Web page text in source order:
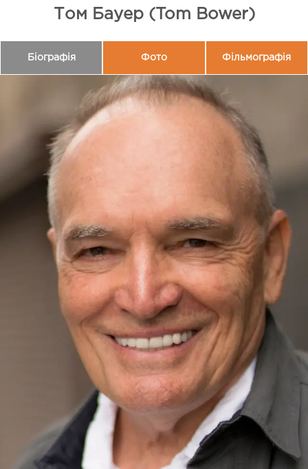
Том Бауер (Tom Bower)
Біографія Фото Фільмографія